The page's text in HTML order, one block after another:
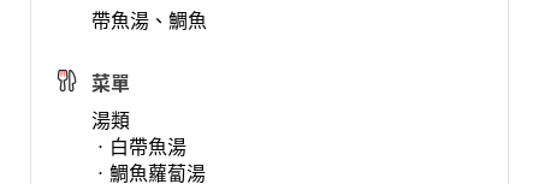
帶魚湯、鯛魚
菜單
湯類
ㆍ白帶魚湯
ㆍ鯛魚蘿蔔湯